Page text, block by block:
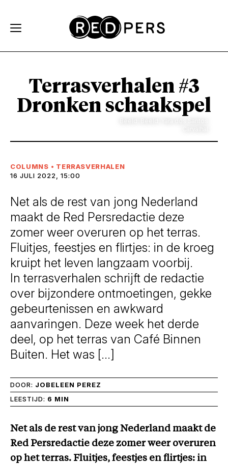
Terrasverhalen #3
Dronken schaakspel
COLUMNS • TERRASVERHALEN
16 JULI 2022, 15:00
Net als de rest van jong Nederland
maakt de Red Persredactie deze
zomer weer overuren op het terras.
Fluitjes, feestjes en flirtjes: in de kroeg
kruipt het leven langzaam voorbij.
In terrasverhalen schrijft de redactie
over bijzondere ontmoetingen, gekke
gebeurtenissen en awkward
aanvaringen. Deze week het derde
deel, op het terras van Café Binnen
Buiten. Het was […]
DOOR: JOBELEEN PEREZ
LEESTIJD: 6 MIN
Net als de rest van jong Nederland maakt de
Red Persredactie deze zomer weer overuren
op het terras. Fluitjes, feestjes en flirtjes: in